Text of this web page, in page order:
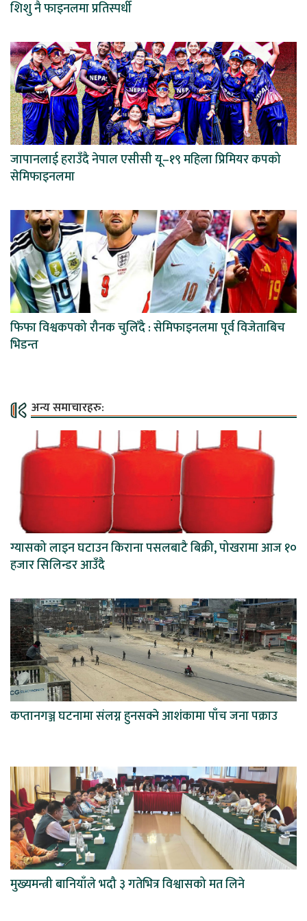
शिशु नै फाइनलमा प्रतिस्पर्धी
जापानलाई हराउँदै नेपाल एसीसी यू–१९ महिला प्रिमियर कपको
सेमिफाइनलमा
फिफा विश्वकपको रौनक चुलिँदै : सेमिफाइनलमा पूर्व विजेताबिच
भिडन्त
अन्य समाचारहरु:
ग्यासको लाइन घटाउन किराना पसलबाटै बिक्री, पोखरामा आज १०
हजार सिलिन्डर आउँदै
कप्तानगञ्ज घटनामा संलग्न हुनसक्ने आशंकामा पाँच जना पक्राउ
मुख्यमन्त्री बानियाँले भदौ ३ गतेभित्र विश्वासको मत लिने